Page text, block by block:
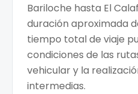
Bariloche hasta El
duración aproximada
tiempo total de viaje
condiciones de las
vehicular y la
intermedias.